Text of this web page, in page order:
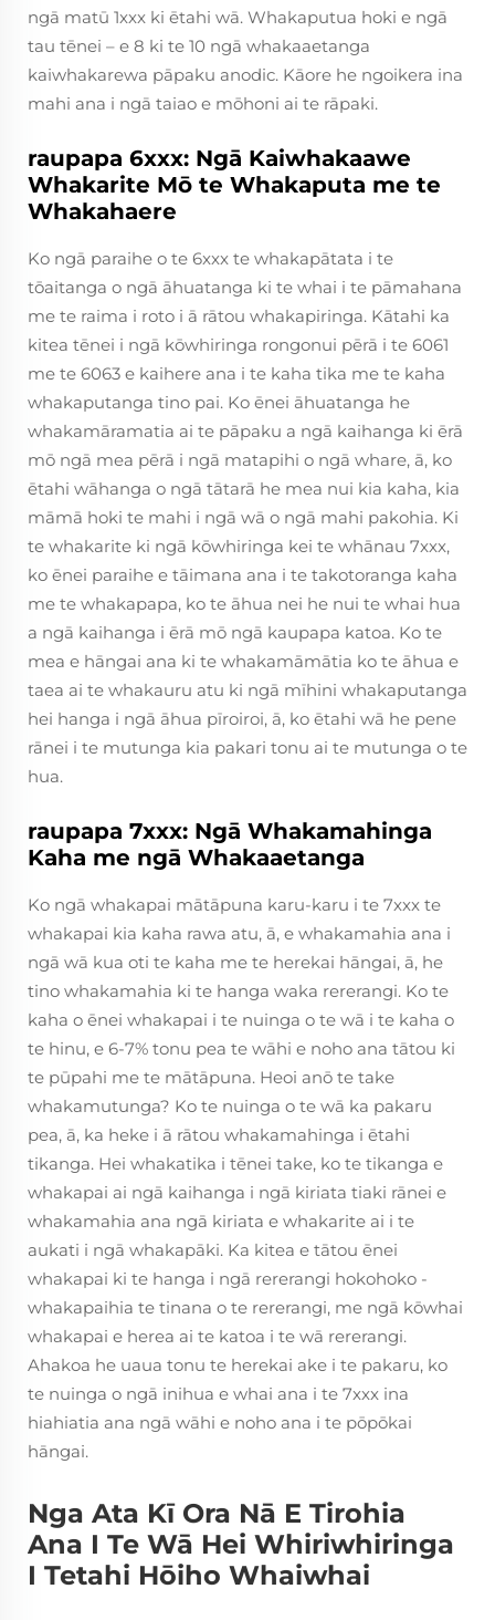
ngā matū 1xxx ki ētahi wā. Whakaputua hoki e ngā
tau tēnei – e 8 ki te 10 ngā whakaaetanga
kaiwhakarewa pāpaku anodic. Kāore he ngoikera ina
mahi ana i ngā taiao e mōhoni ai te rāpaki.
raupapa 6xxx: Ngā Kaiwhakaawe
Whakarite Mō te Whakaputa me te
Whakahaere
Ko ngā paraihe o te 6xxx te whakapātata i te
tōaitanga o ngā āhuatanga ki te whai i te pāmahana
me te raima i roto i ā rātou whakapiringa. Kātahi ka
kitea tēnei i ngā kōwhiringa rongonui pērā i te 6061
me te 6063 e kaihere ana i te kaha tika me te kaha
whakaputanga tino pai. Ko ēnei āhuatanga he
whakamāramatia ai te pāpaku a ngā kaihanga ki ērā
mō ngā mea pērā i ngā matapihi o ngā whare, ā, ko
ētahi wāhanga o ngā tātarā he mea nui kia kaha, kia
māmā hoki te mahi i ngā wā o ngā mahi pakohia. Ki
te whakarite ki ngā kōwhiringa kei te whānau 7xxx,
ko ēnei paraihe e tāimana ana i te takotoranga kaha
me te whakapapa, ko te āhua nei he nui te whai hua
a ngā kaihanga i ērā mō ngā kaupapa katoa. Ko te
mea e hāngai ana ki te whakamāmātia ko te āhua e
taea ai te whakauru atu ki ngā mīhini whakaputanga
hei hanga i ngā āhua pīroiroi, ā, ko ētahi wā he pene
rānei i te mutunga kia pakari tonu ai te mutunga o te
hua.
raupapa 7xxx: Ngā Whakamahinga
Kaha me ngā Whakaaetanga
Ko ngā whakapai mātāpuna karu-karu i te 7xxx te
whakapai kia kaha rawa atu, ā, e whakamahia ana i
ngā wā kua oti te kaha me te herekai hāngai, ā, he
tino whakamahia ki te hanga waka rererangi. Ko te
kaha o ēnei whakapai i te nuinga o te wā i te kaha o
te hinu, e 6-7% tonu pea te wāhi e noho ana tātou ki
te pūpahi me te mātāpuna. Heoi anō te take
whakamutunga? Ko te nuinga o te wā ka pakaru
pea, ā, ka heke i ā rātou whakamahinga i ētahi
tikanga. Hei whakatika i tēnei take, ko te tikanga e
whakapai ai ngā kaihanga i ngā kiriata tiaki rānei e
whakamahia ana ngā kiriata e whakarite ai i te
aukati i ngā whakapāki. Ka kitea e tātou ēnei
whakapai ki te hanga i ngā rererangi hokohoko -
whakapaihia te tinana o te rererangi, me ngā kōwhai
whakapai e herea ai te katoa i te wā rererangi.
Ahakoa he uaua tonu te herekai ake i te pakaru, ko
te nuinga o ngā inihua e whai ana i te 7xxx ina
hiahiatia ana ngā wāhi e noho ana i te pōpōkai
hāngai.
Nga Ata Kī Ora Nā E Tirohia
Ana I Te Wā Hei Whiriwhiringa
I Tetahi Hōiho Whaiwhai